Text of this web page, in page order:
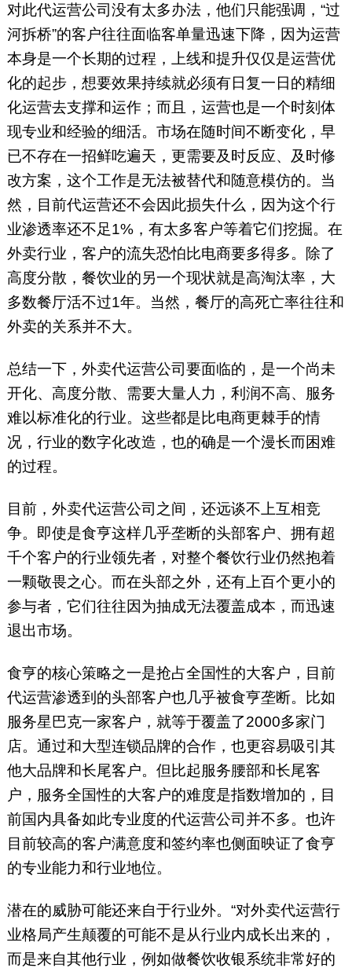
对此代运营公司没有太多办法，他们只能强调，“过
河拆桥”的客户往往面临客单量迅速下降，因为运营
本身是一个长期的过程，上线和提升仅仅是运营优
化的起步，想要效果持续就必须有日复一日的精细
化运营去支撑和运作；而且，运营也是一个时刻体
现专业和经验的细活。市场在随时间不断变化，早
已不存在一招鲜吃遍天，更需要及时反应、及时修
改方案，这个工作是无法被替代和随意模仿的。当
然，目前代运营还不会因此损失什么，因为这个行
业渗透率还不足1%，有太多客户等着它们挖掘。在
外卖行业，客户的流失恐怕比电商要多得多。除了
高度分散，餐饮业的另一个现状就是高淘汰率，大
多数餐厅活不过1年。当然，餐厅的高死亡率往往和
外卖的关系并不大。
总结一下，外卖代运营公司要面临的，是一个尚未
开化、高度分散、需要大量人力，利润不高、服务
难以标准化的行业。这些都是比电商更棘手的情
况，行业的数字化改造，也的确是一个漫长而困难
的过程。
目前，外卖代运营公司之间，还远谈不上互相竞
争。即使是食亨这样几乎垄断的头部客户、拥有超
千个客户的行业领先者，对整个餐饮行业仍然抱着
一颗敬畏之心。而在头部之外，还有上百个更小的
参与者，它们往往因为抽成无法覆盖成本，而迅速
退出市场。
食亨的核心策略之一是抢占全国性的大客户，目前
代运营渗透到的头部客户也几乎被食亨垄断。比如
服务星巴克一家客户，就等于覆盖了2000多家门
店。通过和大型连锁品牌的合作，也更容易吸引其
他大品牌和长尾客户。但比起服务腰部和长尾客
户，服务全国性的大客户的难度是指数增加的，目
前国内具备如此专业度的代运营公司并不多。也许
目前较高的客户满意度和签约率也侧面映证了食亨
的专业能力和行业地位。
潜在的威胁可能还来自于行业外。“对外卖代运营行
业格局产生颠覆的可能不是从行业内成长出来的，
而是来自其他行业，例如做餐饮收银系统非常好的